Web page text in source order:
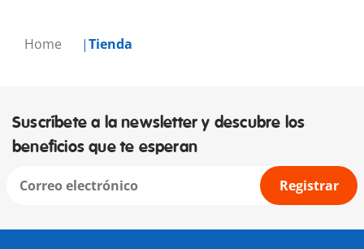
Home Tienda
Suscríbete a la newsletter y descubre los
beneficios que te esperan
Registrar